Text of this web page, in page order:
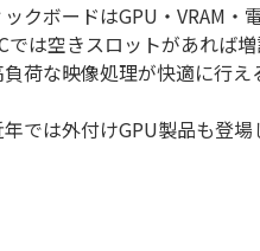
クボードはGPU・VRAM
では空きスロットがあれば
荷な映像処理が快適に行え
年では外付けGPU製品も登